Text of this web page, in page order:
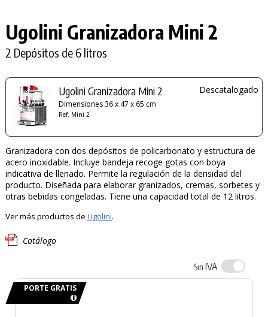
Ugolini Granizadora Mini 2
2 Depósitos de 6 litros
Ugolini Granizadora Mini 2
Dimensiones 36 x 47 x 65 cm
Ref. Mini 2
Descatalogado
Granizadora con dos depósitos de policarbonato y estructura de
acero inoxidable. Incluye bandeja recoge gotas con boya
indicativa de llenado. Permite la regulación de la densidad del
producto. Diseñada para elaborar granizados, cremas, sorbetes y
otras bebidas congeladas. Tiene una capacidad total de 12 litros.
Ver más productos de Ugolini.
Catálogo
Sin IVA
PORTE GRATIS